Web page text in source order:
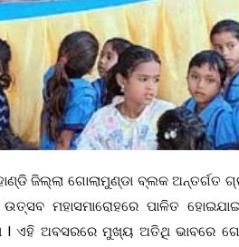
ଜିଲ୍ଲା ଗୋଲାମୁଣ୍ଡା ବ୍ଲକ ଅନ୍ତର୍ଗତ
ମହାସମାରୋହରେ ପାଳିତ
ଏହି ଅବସରରେ ମୁଖ୍ୟ ଅତିଥି ଭାବରେ